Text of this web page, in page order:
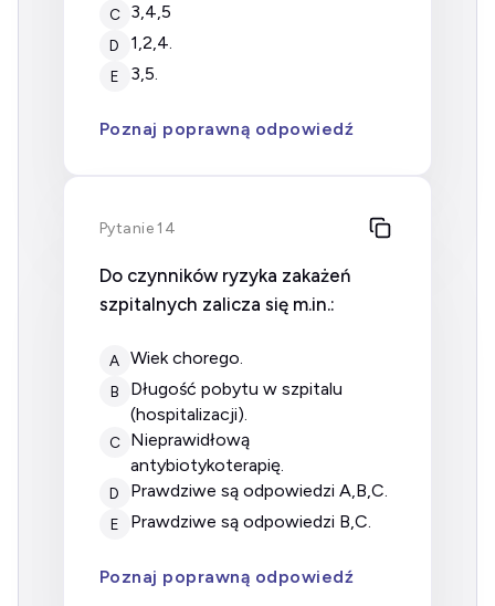
C 3,4,5
D 1,2,4.
E 3,5.
Poznaj poprawną odpowiedź
Pytanie 14
Do czynników ryzyka zakażeń
szpitalnych zalicza się m.in.:
A wiek chorego.
B
długość pobytu w szpitalu
(hospitalizacji).
C
nieprawidłową
antybiotykoterapię.
D prawdziwe są odpowiedzi A,B,C.
E prawdziwe są odpowiedzi B,C.
Poznaj poprawną odpowiedź